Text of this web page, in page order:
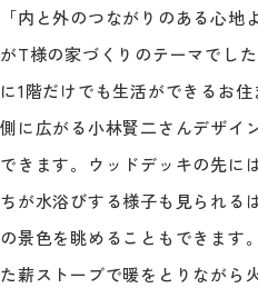
「内と外のつながりのある心地
がT様の家づくりのテーマでし
に1階だけでも生活ができるお
側に広がる小林賢二さんデザイ
できます。ウッドデッキの先に
ちが水浴びする様子も見られる
の景色を眺めることもできます
た薪ストーブで暖をとりながら